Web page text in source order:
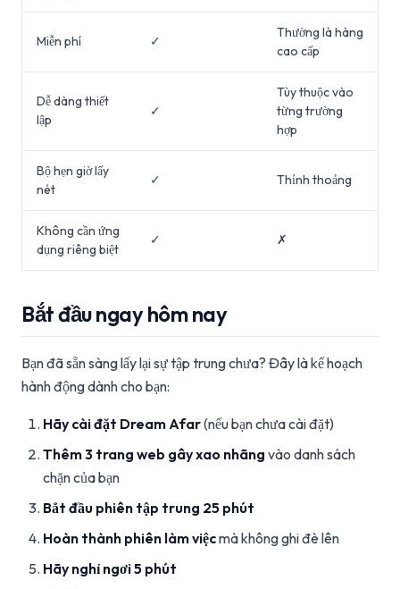
Miễn phí ✓
Thường là hàng
cao cấp
Dễ dàng thiết
lập
✓
Tùy thuộc vào
từng trường
hợp
Bộ hẹn giờ lấy
nét
✓ Thỉnh thoảng
Không cần ứng
dụng riêng biệt
✓ ✗
Bắt đầu ngay hôm nay
Bạn đã sẵn sàng lấy lại sự tập trung chưa? Đây là kế hoạch
hành động dành cho bạn:
Hãy cài đặt Dream Afar(nếu bạn chưa cài đặt)
Thêm 3 trang web gây xao nhãng vào danh sách
chặn của bạn
Bắt đầu phiên tập trung 25 phút
Hoàn thành phiên làm việcmà không ghi đè lên
Hãy nghỉ ngơi 5 phút